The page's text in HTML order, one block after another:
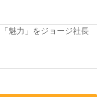
魅力」をジョージ社長